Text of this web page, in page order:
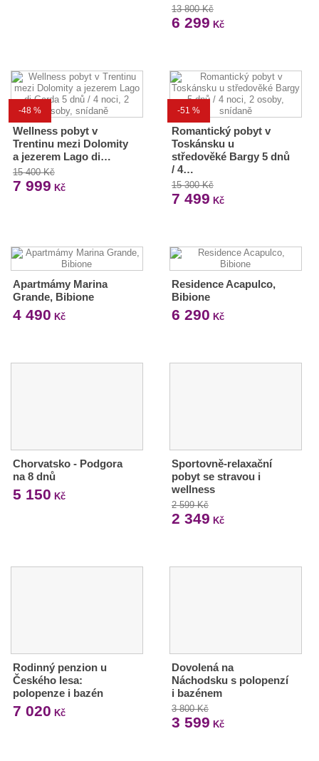
13 800 Kč
6 299 Kč
-48 %
Wellness pobyt v
Trentinu mezi Dolomity
a jezerem Lago di…
15 400 Kč
7 999 Kč
-51 %
Romantický pobyt v
Toskánsku u
středověké Bargy 5 dnů
/ 4…
15 300 Kč
7 499 Kč
Apartmámy Marina
Grande, Bibione
4 490 Kč
Residence Acapulco,
Bibione
6 290 Kč
Chorvatsko - Podgora
na 8 dnů
5 150 Kč
Sportovně-relaxační
pobyt se stravou i
wellness
2 599 Kč
2 349 Kč
Rodinný penzion u
Českého lesa:
polopenze i bazén
7 020 Kč
Dovolená na
Náchodsku s polopenzí
i bazénem
3 800 Kč
3 599 Kč